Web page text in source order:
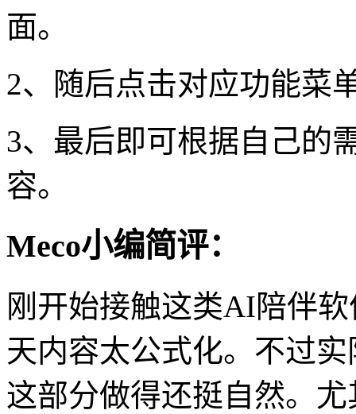
面。
2、随后点击对应功能菜
3、最后即可根据自己的
容。
Meco小编简评：
刚开始接触这类AI陪伴
天内容太公式化。不过
这部分做得还挺自然。